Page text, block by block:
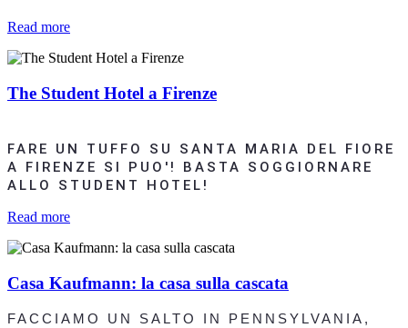
Read more
The Student Hotel a Firenze
FARE UN TUFFO SU SANTA MARIA DEL FIORE
A FIRENZE SI PUO'! BASTA SOGGIORNARE
ALLO STUDENT HOTEL!
Read more
Casa Kaufmann: la casa sulla cascata
FACCIAMO UN SALTO IN PENNSYLVANIA,